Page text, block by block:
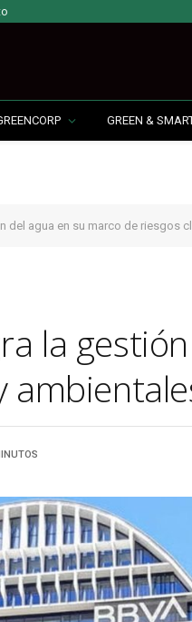
GREEN &
del agua en su marco de riesgos
la